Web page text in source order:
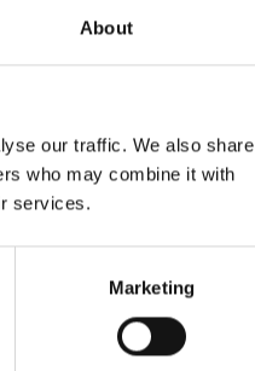
About
our traffic. We also share
who may combine it with
services.
Marketing